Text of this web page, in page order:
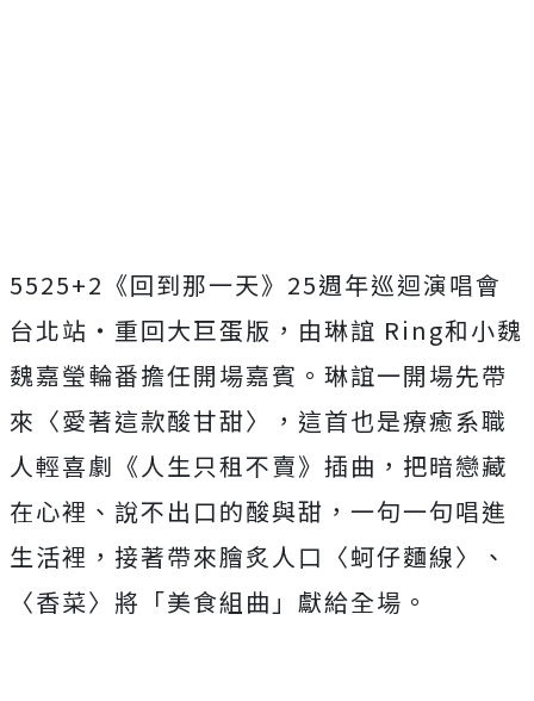
5525+2 《回到那一天》 25週年巡迴演唱會
台北站・ 重回大巨蛋版，由琳誼 Ring和小魏
魏嘉瑩輪番擔任開場嘉賓。 琳誼一開場先帶
來〈愛著這款酸甘甜〉， 這首也是療癒系職
人輕喜劇《人生只租不賣》插曲， 把暗戀藏
在心裡、說不出口的酸與甜，一句一句唱進
生活裡， 接著帶來膾炙人口〈蚵仔麵線〉、
〈香菜〉將「美食組曲」 獻給全場。